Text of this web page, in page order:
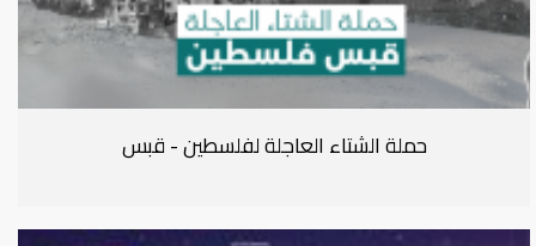
حملة الشتاء العاجلة لفلسطين - قبس